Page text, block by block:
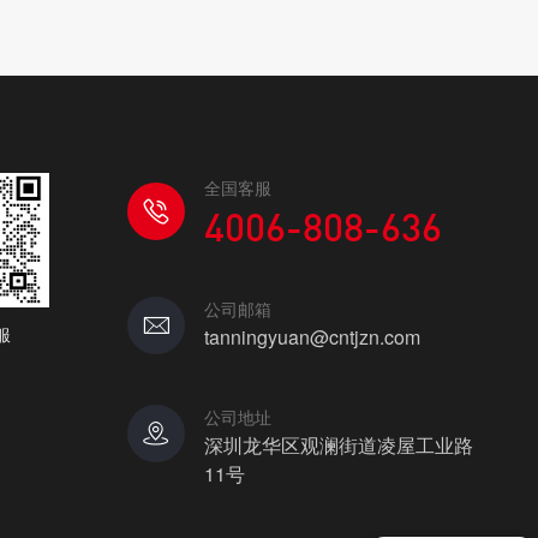
全国客服
4006-808-636
公司邮箱
tanningyuan@cntjzn.com
公司地址
深圳龙华区观澜街道凌屋工业路
11号